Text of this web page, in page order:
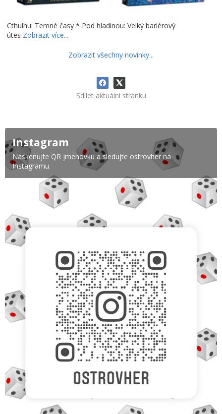
Cthulhu: Temné časy * Pod hladinou: Velký bariérový
útes Zobrazit více...
Zobrazit všechny novinky...
Sdílet aktuální stránku
Instagram
Naskenujte QR jmenovku a sledujte ostrovher na
Instagramu.